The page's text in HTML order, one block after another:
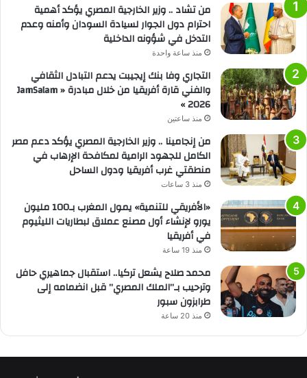
من تشاد .. وزير الخارجية المصري يؤكد أهمية
احترام دول الجوار لسيادة السودان وأمنه وعدم
التدخل في شؤونه الداخلية
منذ ساعة واحدة
التجاري وفا بنك إيجيبت يدعم التبادل الثقافي
والفني قارة أفريقيا من خلال مبادرة « JamSalam
2026 »
منذ ساعتين
من إنجامينا .. وزير الخارجية المصري يؤكد دعم مصر
الكامل للجهود الرامية لمكافحة الإرهاب في
منطقتي غرب أفريقيا ودول الساحل
منذ 3 ساعات
«الأفريقي للتنمية» يمول المغرب بـ100 مليون
يورو لإنشاء أول مصنع عملاق لبطاريات الليثيوم
في أفريقيا
منذ 19 ساعة
محمد صلاح يشعل تركيا.. استقبال جماهيري حافل
وترحيب بـ”الملك المصري” قبل انضمامه إلى
طرابزون سبور
منذ 20 ساعة